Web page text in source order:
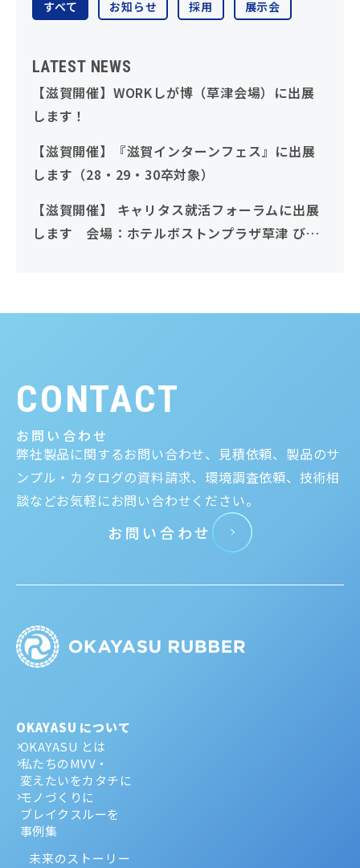
すべて お知らせ 採用 展示会
LATEST NEWS
【滋賀開催】WORKしが博（草津会場）に出展
します！
【滋賀開催】『滋賀インターンフェス』に出展
します（28・29・30卒対象）
【滋賀開催】 キャリタス就活フォーラムに出展
します 会場：ホテルボストンプラザ草津 びわ
CONTACT
お問い合わせ
弊社製品に関するお問い合わせ、見積依頼、製品のサ
ンプル・カタログの資料請求、環境調査依頼、技術相
談などお気軽にお問い合わせください。
お問い合わせ
OKAYASU について
OKAYASU とは
私たちのMVV・
変えたいをカタチに
モノづくりに
ブレイクスルーを
事例集
未来のストーリー